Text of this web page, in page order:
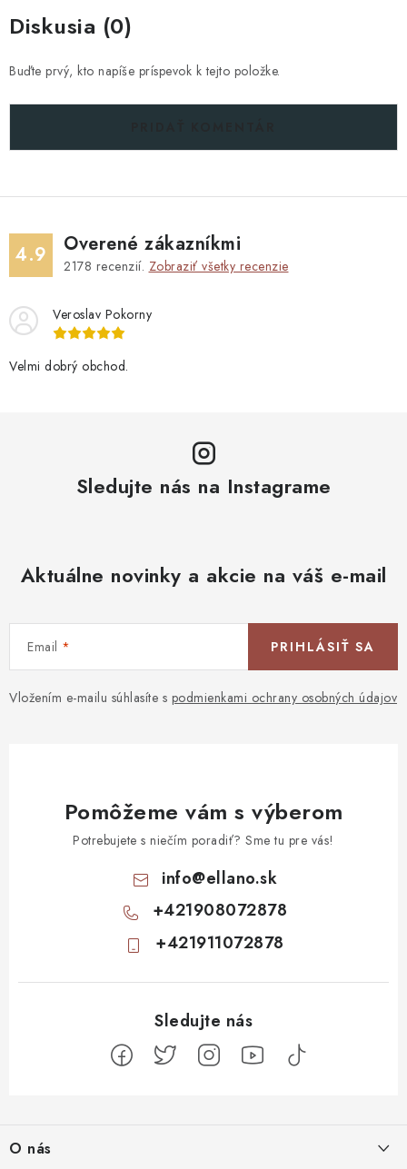
Diskusia (0)
Buďte prvý, kto napíše príspevok k tejto položke.
4.9 Overené zákazníkmi
2178 recenzií. Zobraziť všetky recenzie
Veroslav Pokorny
Velmi dobrý obchod.
Sledujte nás na Instagrame
Aktuálne novinky a akcie na váš e-mail
Email
Vložením e-mailu súhlasíte s podmienkami ochrany osobných údajov
PRIHLÁSIŤ SA
Pomôžeme vám s výberom
Potrebujete s niečím poradiť? Sme tu pre vás!
info@ellano.sk
+421908072878
+421911072878
pO nás